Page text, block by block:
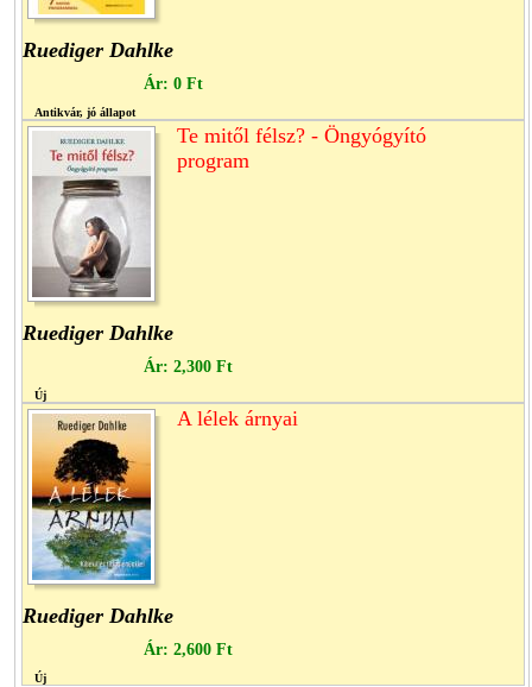
Ruediger Dahlke
Ár: 0 Ft
Antikvár, jó állapot
Te mitől félsz? - Öngyógyító
program
Ruediger Dahlke
Ár: 2,300 Ft
Új
A lélek árnyai
Ruediger Dahlke
Ár: 2,600 Ft
Új